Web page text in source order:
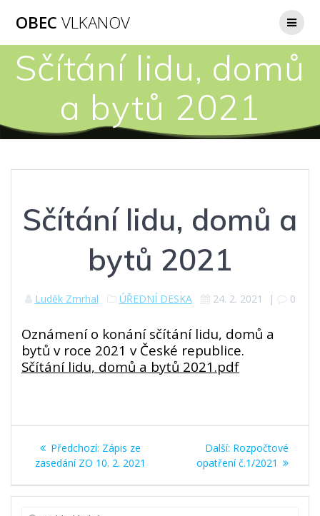
OBEC VLKANOV
Sčítání lidu, domů
a bytů 2021
Sčítání lidu, domů a
bytů 2021
Luděk Zmrhal ÚŘEDNÍ DESKA 24. 2. 2021 | 0
Oznámení o konání sčítání lidu, domů a
bytů v roce 2021 v České republice.
Sčítání lidu, domů a bytů 2021.pdf
Navigace
pro
příspěvek
Předchozí: Předchozí
příspěvek:
Zápis ze
zasedání ZO 10. 2. 2021
Další: Další
příspěvek:
Rozpočtové
opatření č.1/2021